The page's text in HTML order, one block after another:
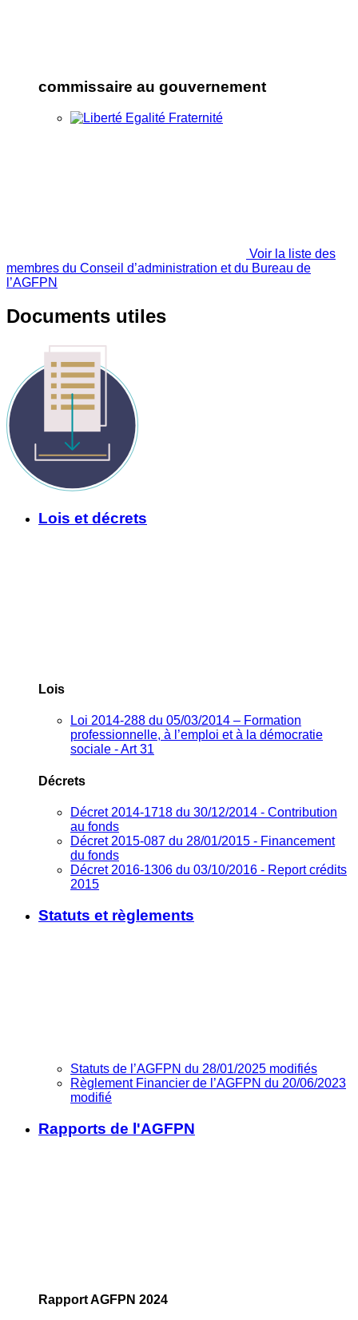
commissaire au gouvernement
Voir la liste des
membres du Conseil d’administration et du Bureau de
l’AGFPN
Documents utiles
Lois et décrets
Lois
Loi 2014-288 du 05/03/2014 – Formation
professionnelle, à l’emploi et à la démocratie
sociale - Art 31
Décrets
Décret 2014-1718 du 30/12/2014 - Contribution
au fonds
Décret 2015-087 du 28/01/2015 - Financement
du fonds
Décret 2016-1306 du 03/10/2016 - Report crédits
2015
Statuts et règlements
Statuts de l’AGFPN du 28/01/2025 modifiés
Règlement Financier de l’AGFPN du 20/06/2023
modifié
Rapports de l'AGFPN
Rapport AGFPN 2024